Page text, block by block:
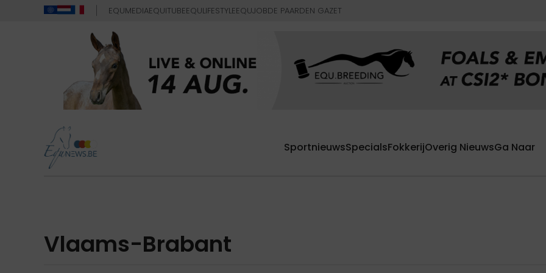
EQUMEDIAEQUITUBEEQULIFESTYLEEQUJOBDE PAARDEN GAZET
SportnieuwsSpecialsFokkerijOverig NieuwsGa Naar
Vlaams-Brabant